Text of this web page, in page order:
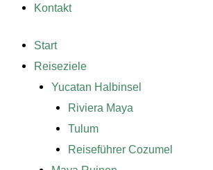
Kontakt
Start
Reiseziele
Yucatan Halbinsel
Riviera Maya
Tulum
Reiseführer Cozumel